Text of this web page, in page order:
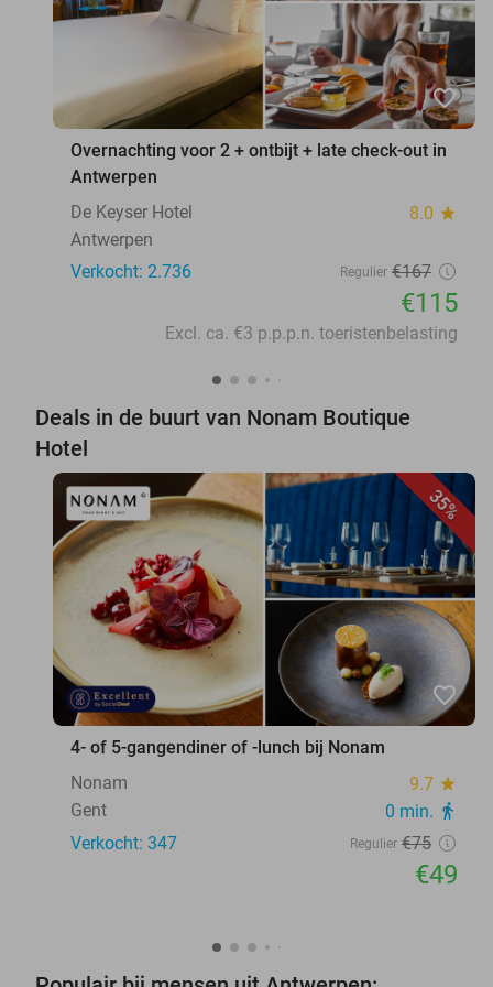
favorite_border
Overnachting voor 2 + ontbijt + late check-out in
Antwerpen
De Keyser Hotel
8.0 star
Antwerpen
Verkocht: 2.736
Regulier €167
€115
Excl. ca. €3 p.p.p.n. toeristenbelasting
Deals in de buurt van Nonam Boutique
Hotel
35%
favorite_border
4- of 5-gangendiner of -lunch bij Nonam
Nonam
9.7 star
Gent 0 min. directions_walk
Verkocht: 347 Regulier €75
€49